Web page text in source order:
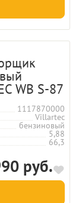
WB S-87
1117870000
Villartec
бензиновый
5,88
66,3
руб.